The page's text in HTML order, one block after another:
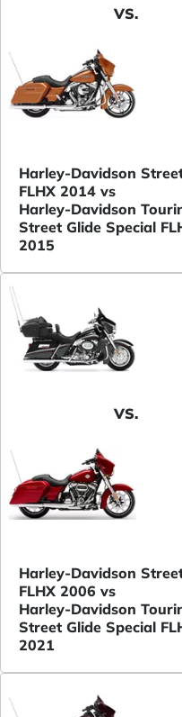
VS.
Harley-Davidson
FLHX 2014 vs
Harley-Davidson
Street Glide Special
2015
VS.
Harley-Davidson
FLHX 2006 vs
Harley-Davidson
Street Glide Special
2021